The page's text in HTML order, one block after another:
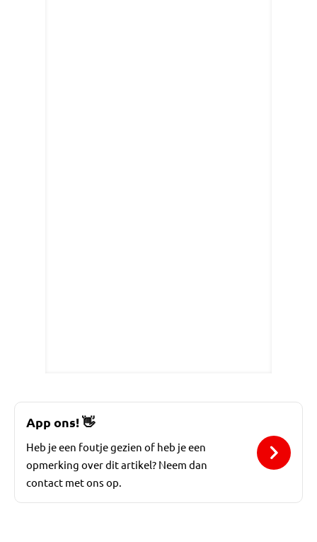
App ons!👋
Heb je een foutje gezien of heb je een
opmerking over dit artikel? Neem dan
contact met ons op.